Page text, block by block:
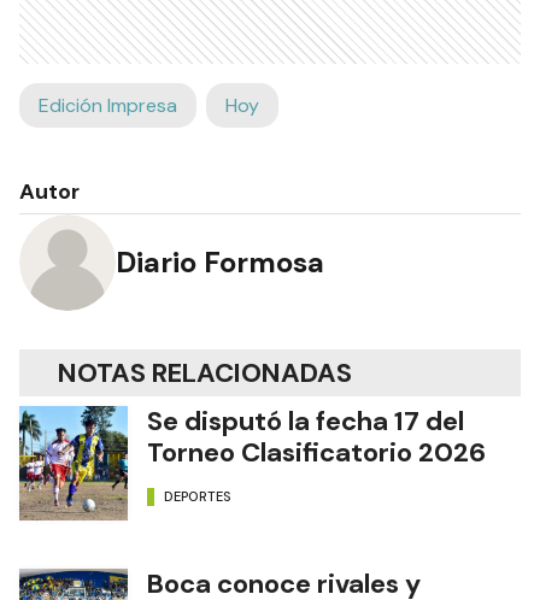
Edición Impresa Hoy
Autor
Diario Formosa
NOTAS RELACIONADAS
Se disputó la fecha 17 del
Torneo Clasificatorio 2026
DEPORTES
Boca conoce rivales y